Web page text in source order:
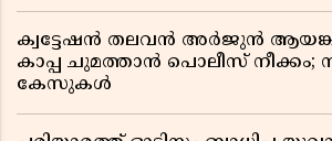
ക്വട്ടേഷൻ തലവൻ അർജുൻ
കാപ്പ ചുമത്താൻ പൊലീസ് നീക്കം;
കേസുകൾ